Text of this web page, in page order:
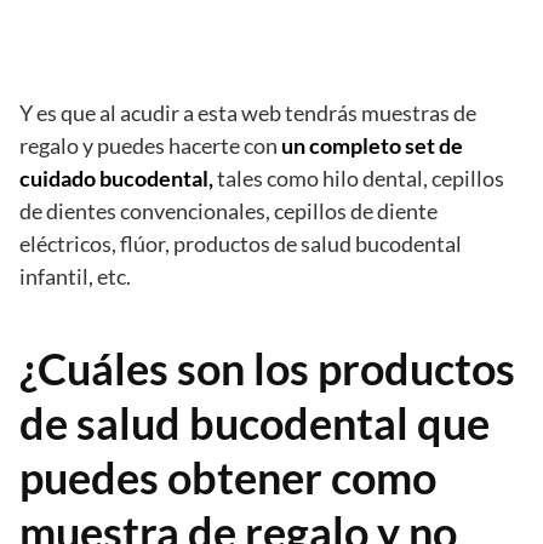
Y es que al acudir a esta web tendrás muestras de
regalo y puedes hacerte con un completo set de
cuidado bucodental,tales como hilo dental, cepillos
de dientes convencionales, cepillos de diente
eléctricos, flúor, productos de salud bucodental
infantil, etc.
¿Cuáles son los productos
de salud bucodental que
puedes obtener como
muestra de regalo y no